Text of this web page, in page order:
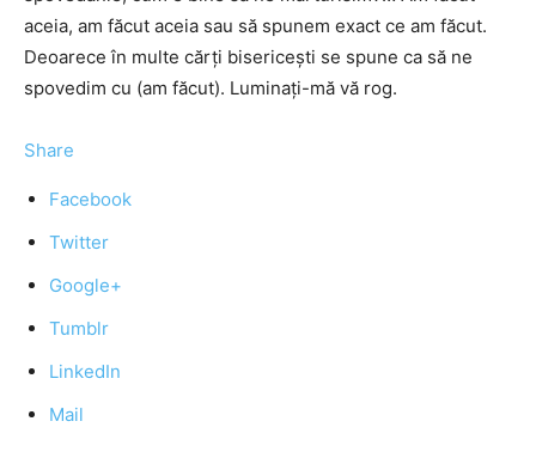
aceia, am făcut aceia sau să spunem exact ce am făcut.
Deoarece în multe cărți bisericești se spune ca să ne
spovedim cu (am făcut). Luminați-mă vă rog.
Share
Facebook
Twitter
Google+
Tumblr
LinkedIn
Mail